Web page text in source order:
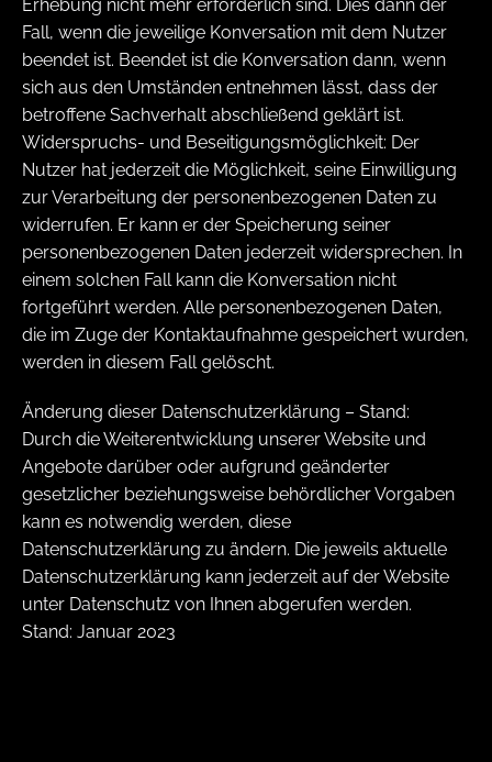
Erhebung nicht mehr erforderlich sind. Dies dann der
Fall, wenn die jeweilige Konversation mit dem Nutzer
beendet ist. Beendet ist die Konversation dann, wenn
sich aus den Umständen entnehmen lässt, dass der
betroffene Sachverhalt abschließend geklärt ist.
Widerspruchs- und Beseitigungsmöglichkeit: Der
Nutzer hat jederzeit die Möglichkeit, seine Einwilligung
zur Verarbeitung der personenbezogenen Daten zu
widerrufen. Er kann er der Speicherung seiner
personenbezogenen Daten jederzeit widersprechen. In
einem solchen Fall kann die Konversation nicht
fortgeführt werden. Alle personenbezogenen Daten,
die im Zuge der Kontaktaufnahme gespeichert wurden,
werden in diesem Fall gelöscht.
Änderung dieser Datenschutzerklärung – Stand:
Durch die Weiterentwicklung unserer Website und
Angebote darüber oder aufgrund geänderter
gesetzlicher beziehungsweise behördlicher Vorgaben
kann es notwendig werden, diese
Datenschutzerklärung zu ändern. Die jeweils aktuelle
Datenschutzerklärung kann jederzeit auf der Website
unter Datenschutz von Ihnen abgerufen werden.
Stand: Januar 2023